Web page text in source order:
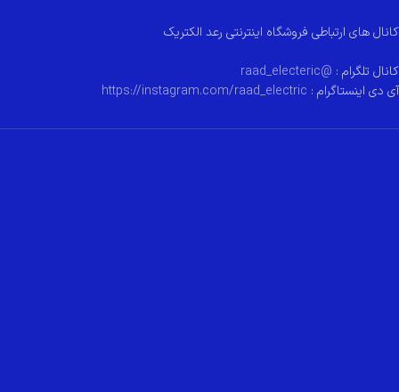
کانال های ارتباطی فروشگاه اینترنتی رعد الکتریک
کانال تلگرام : @raad_electeric
آی دی اینستاگرام : https://instagram.com/raad_electric